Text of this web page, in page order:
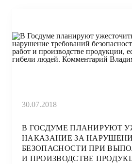
30.07.2018
В ГОСДУМЕ ПЛАНИРУЮТ
НАКАЗАНИЕ ЗА
БЕЗОПАСНОСТИ ПРИ
И ПРОИЗВОДСТВЕ